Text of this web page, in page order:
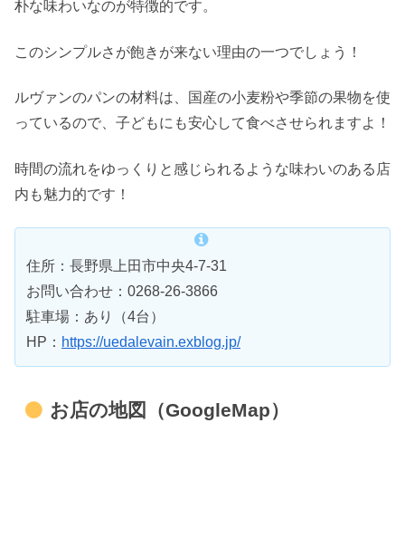
朴な味わいなのが特徴的です。
このシンプルさが飽きが来ない理由の一つでしょう！
ルヴァンのパンの材料は、国産の小麦粉や季節の果物を使
っているので、子どもにも安心して食べさせられますよ！
時間の流れをゆっくりと感じられるような味わいのある店
内も魅力的です！
住所：長野県上田市中央4-7-31
お問い合わせ：0268-26-3866
駐車場：あり（4台）
HP： https://uedalevain.exblog.jp/
お店の地図（GoogleMap）